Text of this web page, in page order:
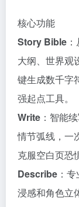
核心功能
Story Bible
大纲、世界观
键生成数千字
强起点工具。
Write ：智能
情节弧线，一
克服空白页恐
Describe ：
浸感和角色立